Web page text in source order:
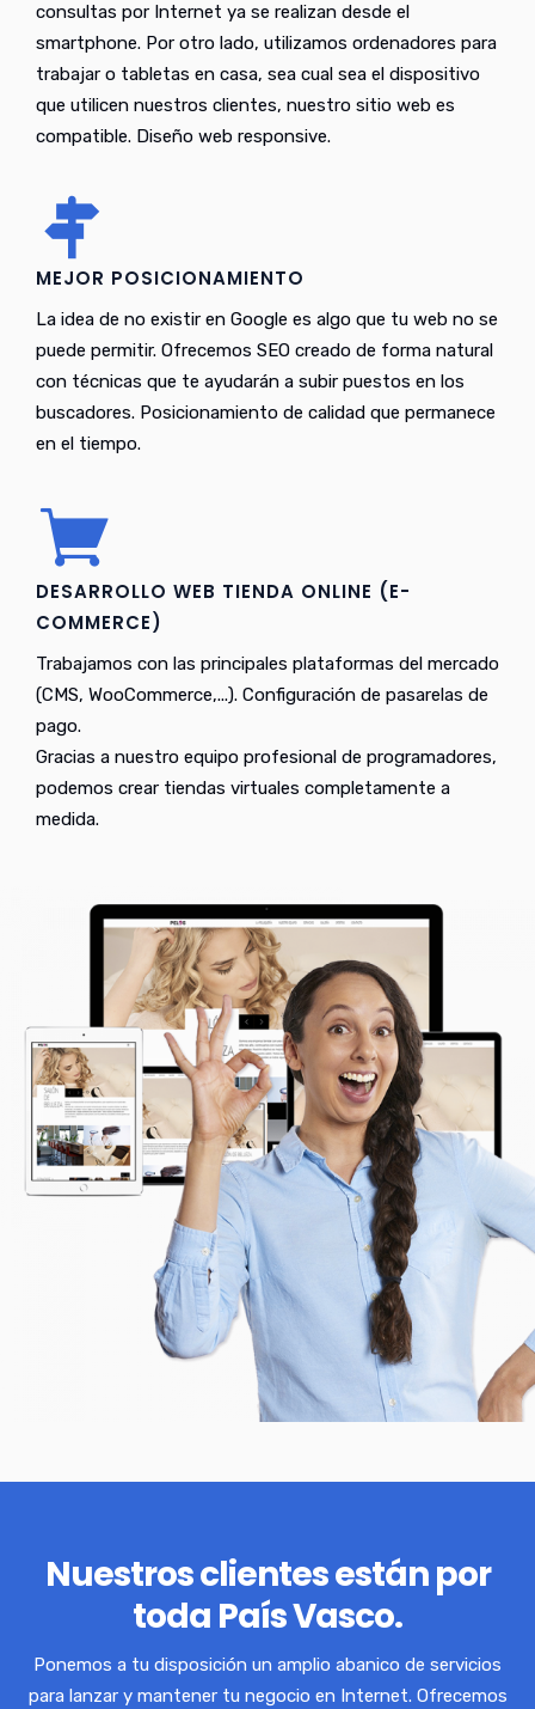
consultas por Internet ya se realizan desde el
smartphone. Por otro lado, utilizamos ordenadores para
trabajar o tabletas en casa, sea cual sea el dispositivo
que utilicen nuestros clientes, nuestro sitio web es
compatible. Diseño web responsive.
MEJOR POSICIONAMIENTO
La idea de no existir en Google es algo que tu web no se
puede permitir. Ofrecemos SEO creado de forma natural
con técnicas que te ayudarán a subir puestos en los
buscadores. Posicionamiento de calidad que permanece
en el tiempo.
DESARROLLO WEB TIENDA ONLINE (E-
COMMERCE)
Trabajamos con las principales plataformas del mercado
(CMS, WooCommerce,...). Configuración de pasarelas de
pago.
Gracias a nuestro equipo profesional de programadores,
podemos crear tiendas virtuales completamente a
medida.
Nuestros clientes están por
toda País Vasco.
Ponemos a tu disposición un amplio abanico de servicios
para lanzar y mantener tu negocio en Internet. Ofrecemos